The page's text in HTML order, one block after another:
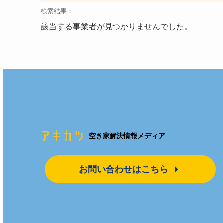
検索結果：
該当する事業者が見つかりませんでした。
空き家解決情報メディア
お問い合わせはこちら